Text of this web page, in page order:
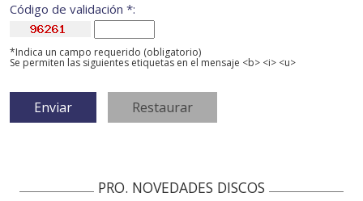
Código de validación *:
*Indica un campo requerido (obligatorio)
Se permiten las siguientes etiquetas en el mensaje <b> <i> <u>
PRO. NOVEDADES DISCOS